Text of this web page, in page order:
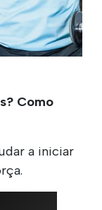
Como
a iniciar